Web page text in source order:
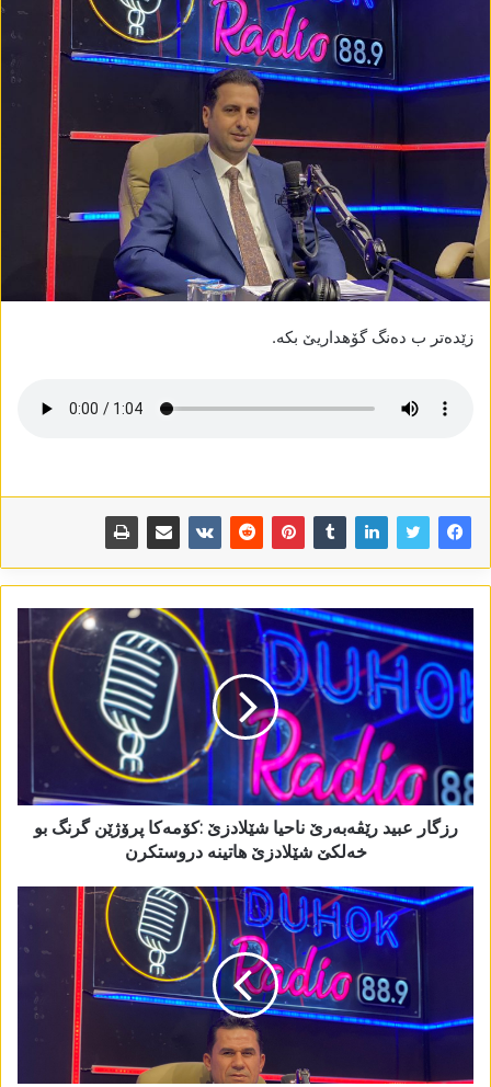
زێدەتر ب دەنگ گۆھداریێ بکە.
رزگار عبید رێڤەبەرێ ناحیا شێلادزێ :کۆمەکا پرۆژێن گرنگ بو
خەلکێ شێلادزێ ھاتینە دروستکرن